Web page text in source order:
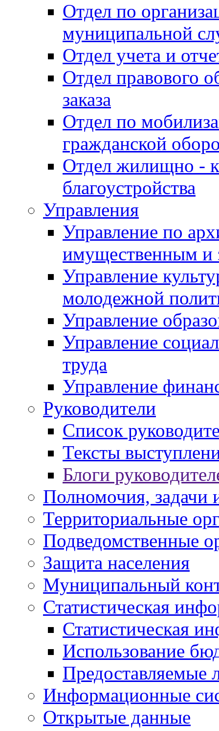
Отдел по
муниципальной
Отдел учета и
Отдел правового
заказа
Отдел по
гражданской
Отдел жилищно -
благоустройства
Управления
Управление по
имущественным и
Управление
молодежной
Управление
Управление
труда
Управление
Руководители
Список
Тексты
Блоги
Полномочия, задачи
Территориальные
Подведомственные
Защита населения
Муниципальный
Статистическая
Статистическая
Использование
Предоставляемые
Информационные
Открытые данные